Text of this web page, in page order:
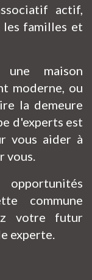
actif,
familles et
maison
moderne, ou
la demeure
d'experts est
vous aider à
vous.
commune
votre futur
experte.